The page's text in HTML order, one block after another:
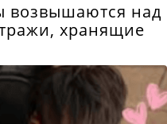
возвышаются над
хранящие